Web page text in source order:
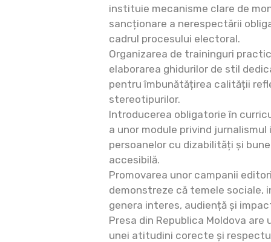
instituie mecanisme clare de
sancționare a nerespectării
cadrul procesului electoral.
Organizarea de traininguri
elaborarea ghidurilor de stil
pentru îmbunătățirea calității
stereotipurilor.
Introducerea obligatorie în
a unor module privind
persoanelor cu dizabilități și
accesibilă.
Promovarea unor campanii
demonstreze că temele sociale,
genera interes, audiență și
Presa din Republica Moldova
unei atitudini corecte și